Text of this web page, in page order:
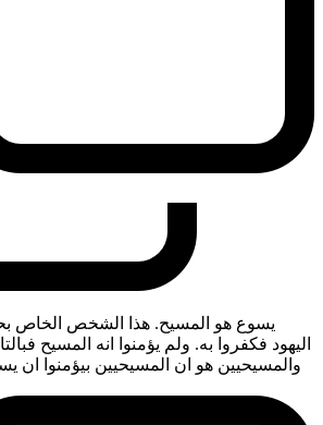
يسوع هو المسيح. هذا الشخص الخاص
اليهود فكفروا به. ولم يؤمنوا انه المسيح
والمسيحيين هو ان المسيحيين بيؤمنوا ان